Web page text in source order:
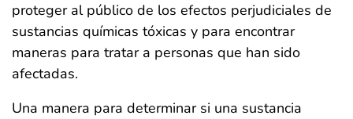
proteger al público de los efectos perjudiciales de
sustancias químicas tóxicas y para encontrar
maneras para tratar a personas que han sido
afectadas.
Una manera para determinar si una sustancia